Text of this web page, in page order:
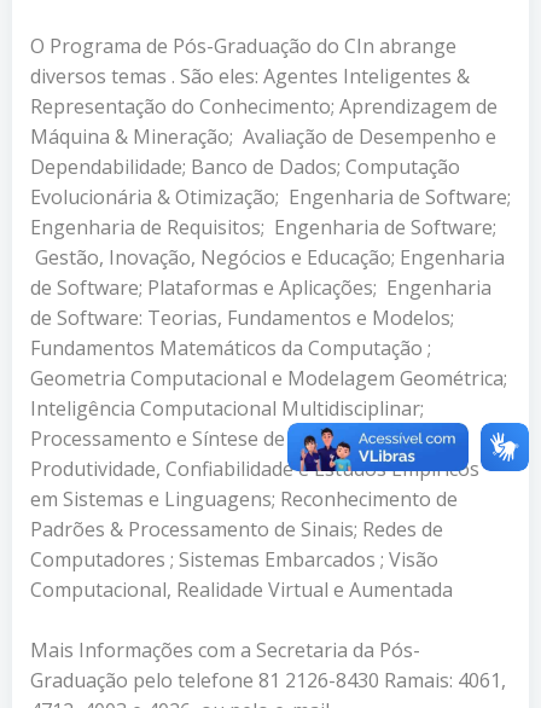
O Programa de Pós-Graduação do CIn abrange
diversos temas . São eles: Agentes Inteligentes &
Representação do Conhecimento; Aprendizagem de
Máquina & Mineração; Avaliação de Desempenho e
Dependabilidade; Banco de Dados; Computação
Evolucionária & Otimização; Engenharia de Software;
Engenharia de Requisitos; Engenharia de Software;
Gestão, Inovação, Negócios e Educação; Engenharia
de Software; Plataformas e Aplicações; Engenharia
de Software: Teorias, Fundamentos e Modelos;
Fundamentos Matemáticos da Computação ;
Geometria Computacional e Modelagem Geométrica;
Inteligência Computacional Multidisciplinar;
Processamento e Síntese de Mídias e Interação;
Produtividade, Confiabilidade e Estudos Empíricos
em Sistemas e Linguagens; Reconhecimento de
Padrões & Processamento de Sinais; Redes de
Computadores ; Sistemas Embarcados ; Visão
Computacional, Realidade Virtual e Aumentada
Mais Informações com a Secretaria da Pós-
Graduação pelo telefone 81 2126-8430 Ramais: 4061,